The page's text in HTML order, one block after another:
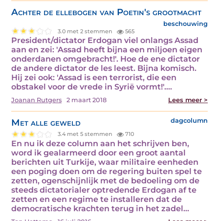
Achter de ellebogen van Poetin's grootmacht
beschouwing
3.0 met 2 stemmen 565
President/dictator Erdogan viel onlangs Assad
aan en zei: 'Assad heeft bijna een miljoen eigen
onderdanen omgebracht!'. Hoe de ene dictator
de andere dictator de les leest. Bijna komisch.
Hij zei ook: 'Assad is een terrorist, die een
obstakel voor de vrede in Syrië vormt!'.…
Joanan Rutgers 2 maart 2018 Lees meer >
Met alle geweld dagcolumn
3.4 met 5 stemmen 710
En nu ik deze column aan het schrijven ben,
word ik gealarmeerd door een groot aantal
berichten uit Turkije, waar militaire eenheden
een poging doen om de regering buiten spel te
zetten, ogenschijnlijk met de bedoeling om de
steeds dictatorialer optredende Erdogan af te
zetten en een regime te installeren dat de
democratische krachten terug in het zadel…